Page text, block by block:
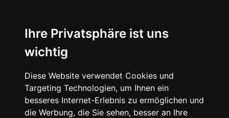
Ihre Privatsphäre ist uns
wichtig
Diese Website verwendet Cookies und
Targeting Technologien, um Ihnen ein
besseres Internet-Erlebnis zu ermöglichen und
die Werbung, die Sie sehen, besser an Ihre